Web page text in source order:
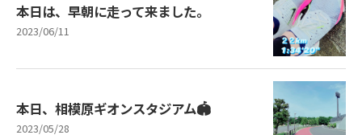
本日は、早朝に走って来ました。
2023/06/11
本日、相模原ギオンスタジアム🏟
2023/05/28